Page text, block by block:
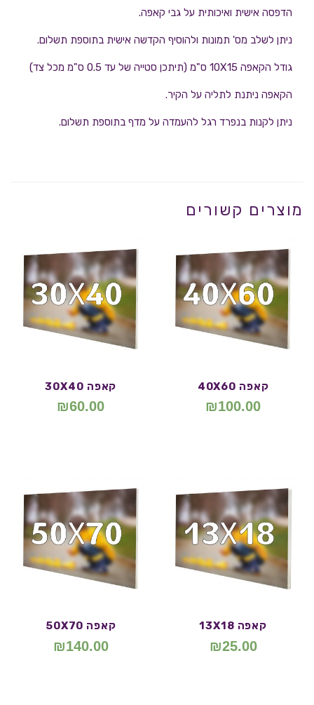
הדפסה אישית ואיכותית על גבי קאפה.
ניתן לשלב מס' תמונות ולהוסיף הקדשה אישית בתוספת תשלום.
גודל הקאפה 10X15 ס"מ (תיתכן סטייה של עד 0.5 ס"מ מכל צד)
הקאפה ניתנת לתליה על הקיר.
ניתן לקנות בנפרד רגל להעמדה על מדף בתוספת תשלום.
מוצרים קשורים
קאפה 40X60
₪100.00
קאפה 30X40
₪60.00
קאפה 13X18
₪25.00
קאפה 50X70
₪140.00